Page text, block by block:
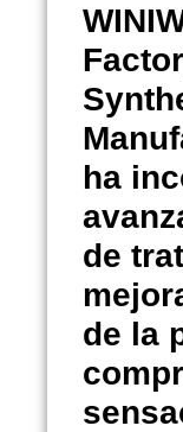
ha
de
de la